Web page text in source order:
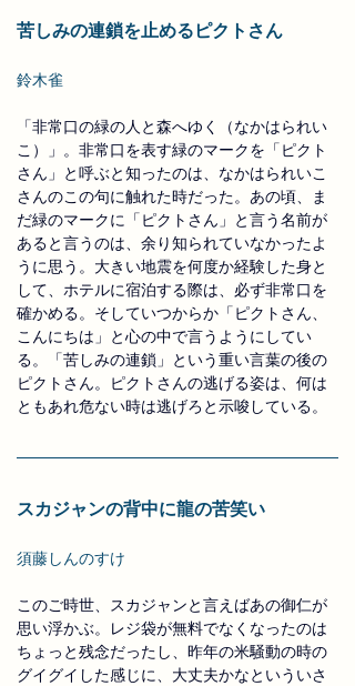
苦しみの連鎖を止めるピクトさん
鈴木雀
「非常口の緑の人と森へゆく（なかはられい
こ）」。非常口を表す緑のマークを「ピクト
さん」と呼ぶと知ったのは、なかはられいこ
さんのこの句に触れた時だった。あの頃、ま
だ緑のマークに「ピクトさん」と言う名前が
あると言うのは、余り知られていなかったよ
うに思う。大きい地震を何度か経験した身と
して、ホテルに宿泊する際は、必ず非常口を
確かめる。そしていつからか「ピクトさん、
こんにちは」と心の中で言うようにしてい
る。「苦しみの連鎖」という重い言葉の後の
ピクトさん。ピクトさんの逃げる姿は、何は
ともあれ危ない時は逃げろと示唆している。
スカジャンの背中に龍の苦笑い
須藤しんのすけ
このご時世、スカジャンと言えばあの御仁が
思い浮かぶ。レジ袋が無料でなくなったのは
ちょっと残念だったし、昨年の米騒動の時の
グイグイした感じに、大丈夫かなといういさ